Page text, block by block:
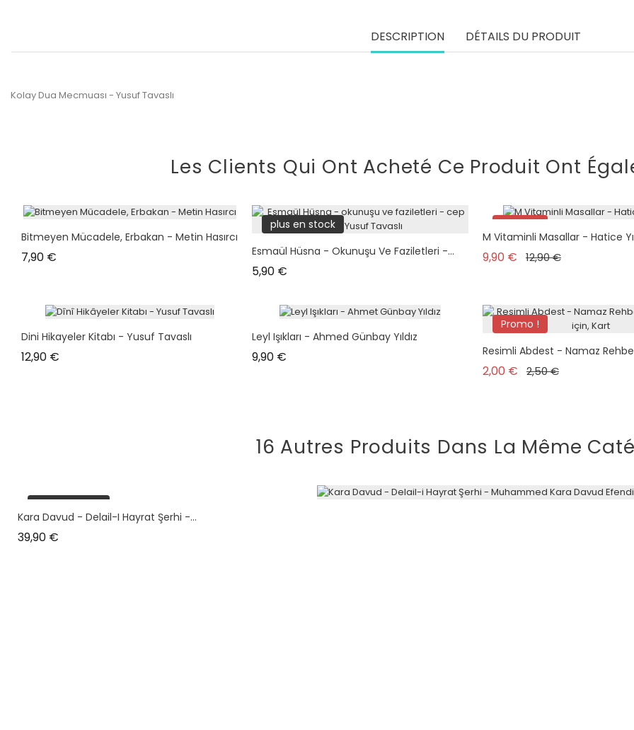
DESCRIPTION DÉTAILS DU PRODUIT
Kolay Dua Mecmuası - Yusuf Tavaslı
Les Clients Qui Ont Acheté Ce Produit Ont
Bitmeyen Mücadele, Erbakan - Metin Hasırcı
7,90 €
plus en stock
Esmaül Hüsna - Okunuşu Ve Faziletleri -...
5,90 €
Promo !
M Vitaminli Masallar - Hatice
9,90 € Prix de base
12,90 €Prix
Dini Hikayeler Kitabı - Yusuf Tavaslı
12,90 €
Leyl Işıkları - Ahmed Günbay Yıldız
9,90 €
Promo !
plus en stock
Resimli Abdest - Namaz
2,00 € Prix de base
2,50 €Prix
16 Autres Produits Dans La Même
plus en stock
Kara Davud - Delail-I Hayrat Şerhi -...
39,90 €